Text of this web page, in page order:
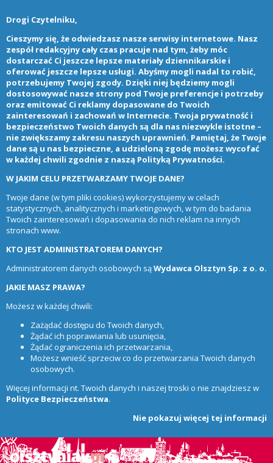
Drogi Czytelniku,
Cieszymy się, że odwiedzasz nasze serwisy internetowe. Nasz
zespół redakcyjny cały czas pracuje nad tym, żeby móc
dostarczać Ci jeszcze lepsze materiały dziennikarskie i
oferować jeszcze lepsze usługi. Abyśmy mogli nadal to robić,
potrzebujemy Twojej zgody. Dzięki niej będziemy mogli
dostosowywać nasze strony pod Twoje preferencje i potrzeby
oraz emitować Ci reklamy dopasowane do Twoich
zainteresowań i zachowań w Internecie. Twoja prywatność i
bezpieczeństwo Twoich danych są dla nas niezwykle istotne –
nie zwiększamy zakresu naszych uprawnień. Pamiętaj, że Twoje
dane są u nas bezpieczne, a udzieloną zgodę możesz wycofać
w każdej chwili zgodnie z naszą Polityką Prywatności.
W JAKIM CELU PRZETWARZAMY TWOJE DANE?
Twoje dane (w tym pliki cookies) wykorzystujemy w celach
statystycznych, analitycznych i marketingowych, w tym do badania
Twoich zainteresowań i dopasowania do nich reklam na innych
stronach www.
KTO JEST ADMINISTRATOREM DANYCH?
Administratorem danych osobowych sąWydawca Olsztyn Sp. z o. o.
JAKIE MASZ PRAWA?
Możesz w każdej chwili:
Zażądać dostępu do Twoich danych,
Żądać ich poprawiania lub usunięcia,
Żądać ograniczenia ich przetwarzania,
Możesz wnieść sprzeciw co do przetwarzania Twoich danych
osobowych.
Więcej informacji nt. Twoich danych i naszej troski o nie znajdziesz w
Polityce Bezpieczeństwa.
Nie pokazuj więcej tej informacji